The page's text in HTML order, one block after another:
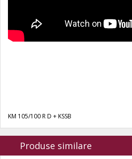
KM 105/100RD +KSSB
Produse similare